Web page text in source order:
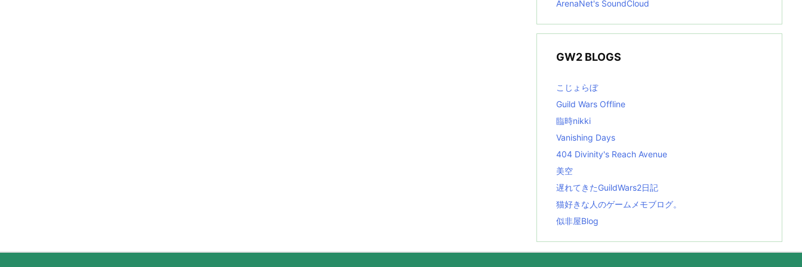
ArenaNet's SoundCloud
GW2 BLOGS
こじょらぼ
Guild Wars Offline
臨時nikki
Vanishing Days
404 Divinity's Reach Avenue
美空
遅れてきたGuildWars2日記
猫好きな人のゲームメモブログ。
似非屋Blog